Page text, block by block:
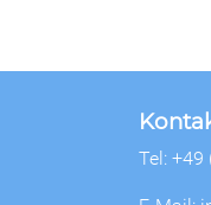
Tel: +49